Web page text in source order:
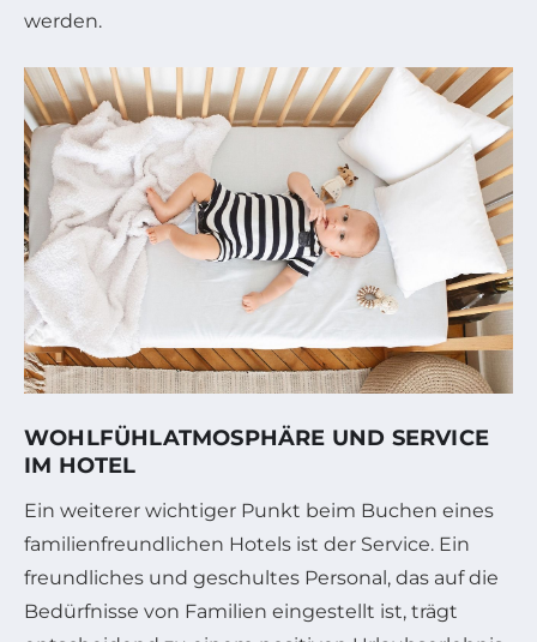
werden.
WOHLFÜHLATMOSPHÄRE UND SERVICE
IM HOTEL
Ein weiterer wichtiger Punkt beim Buchen eines
familienfreundlichen Hotels ist der Service. Ein
freundliches und geschultes Personal, das auf die
Bedürfnisse von Familien eingestellt ist, trägt